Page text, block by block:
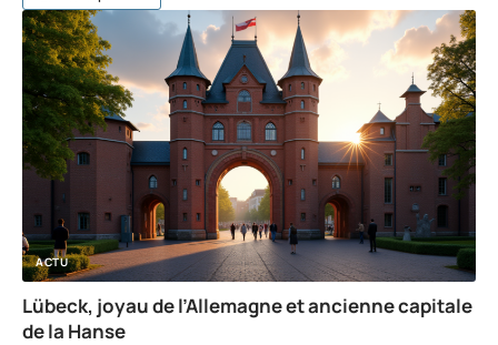
ACTU
Lübeck, joyau de l’Allemagne et ancienne capitale
de la Hanse